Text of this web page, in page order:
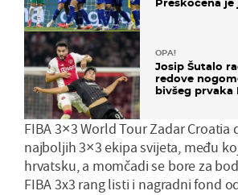
OPA!
Josip Šutalo
redove
bivšeg prvaka
FIBA 3×3 World Tour Zadar Croatia
najboljih 3×3 ekipa svijeta, među
hrvatsku, a momčadi se bore za
FIBA 3x3 rang listi i nagradni fond